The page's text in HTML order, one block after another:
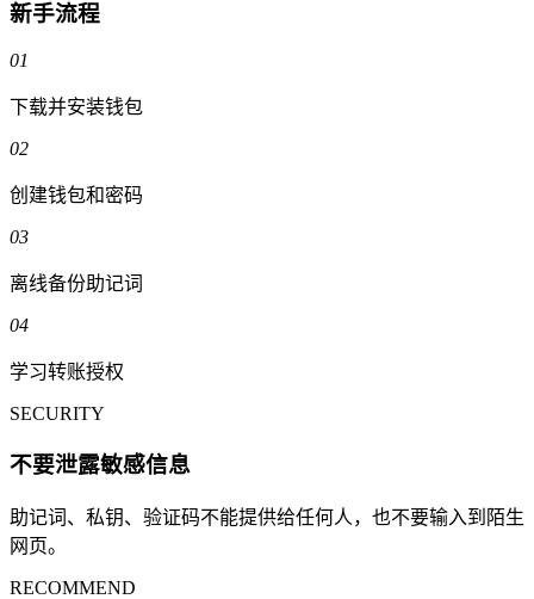
新手流程
01
下载并安装钱包
02
创建钱包和密码
03
离线备份助记词
04
学习转账授权
SECURITY
不要泄露敏感信息
助记词、私钥、验证码不能提供给任何人，也不要输入到陌生
网页。
RECOMMEND